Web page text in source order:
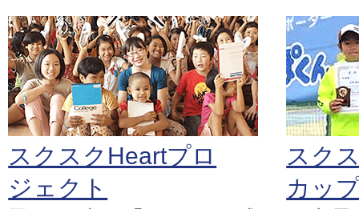
スクスクHeartプロ
ジェクト
スク
カッ